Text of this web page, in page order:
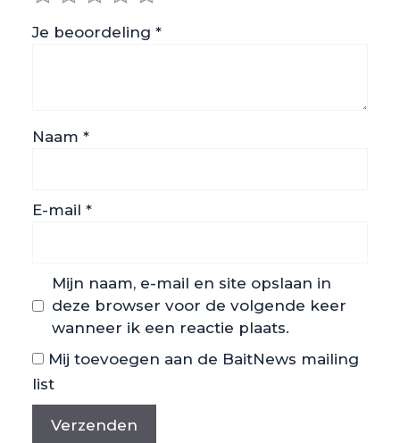
Je beoordeling *
Naam *
E-mail *
Mijn naam, e-mail en site opslaan in
deze browser voor de volgende keer
wanneer ik een reactie plaats.
Mij toevoegen aan de BaitNews mailing
list